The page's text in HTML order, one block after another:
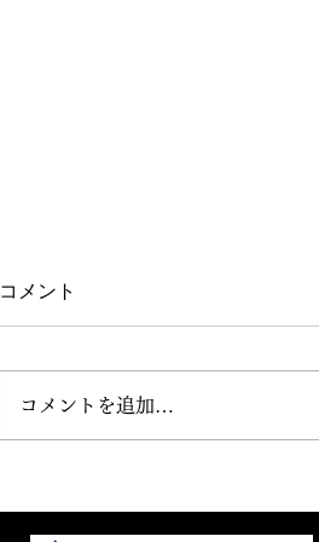
非上場株式の評価ルール見直
コメント
コメントを追加…